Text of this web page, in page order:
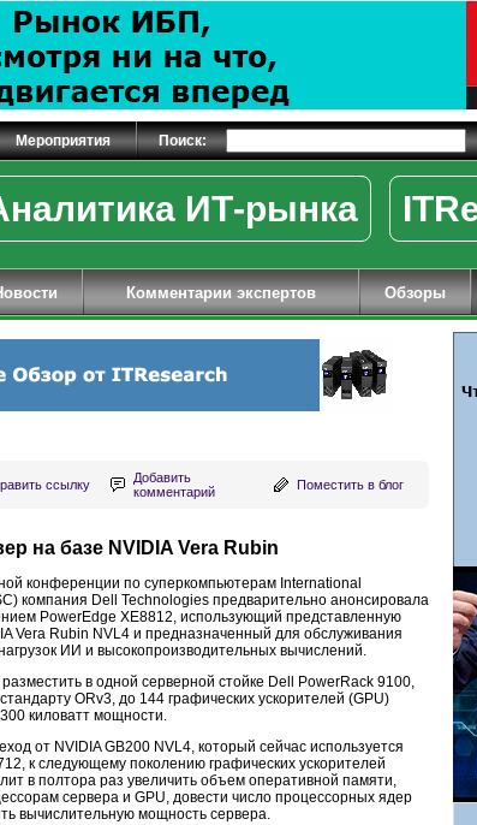
Мероприятия Поиск:
ИТ-рынка
Комментарии экспертов Обзоры
ссылку
Добавить
комментарий
Поместить в блог
на базе NVIDIA Vera Rubin
конференции по суперкомпьютерам International
компания Dell Technologies предварительно анонсировала
PowerEdge XE8812, использующий представленную
Vera Rubin NVL4 и предназначенный для обслуживания
ИИ и высокопроизводительных вычислений.
в одной серверной стойке Dell PowerRack 9100,
ORv3, до 144 графических ускорителей (GPU)
киловатт мощности.
от NVIDIA GB200 NVL4, который сейчас используется
к следующему поколению графических ускорителей
в полтора раз увеличить объем оперативной памяти,
сервера и GPU, довести число процессорных ядер
вычислительную мощность сервера.